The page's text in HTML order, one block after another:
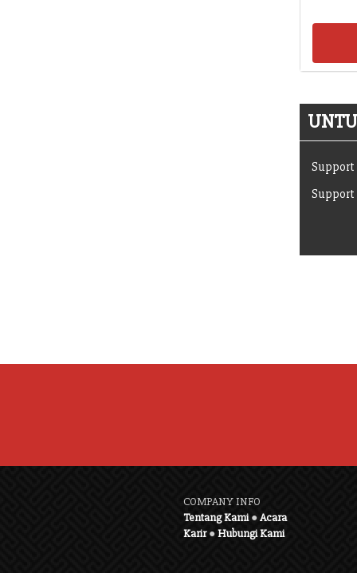
Support
Support
COMPANY INFO
Tentang Kami●Acara
Karir●Hubungi Kami